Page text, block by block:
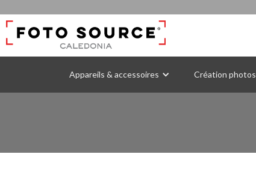
Appareils & accessoires Création photos